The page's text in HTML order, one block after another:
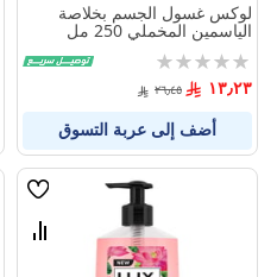
لوكس غسول الجسم بخلاصة
الياسمين المخملي 250 مل
Rating:
0%
١٣٫٢٣ ٢٦٫٤٥
أضف إلى عربة التسوق
قائمة
قارن